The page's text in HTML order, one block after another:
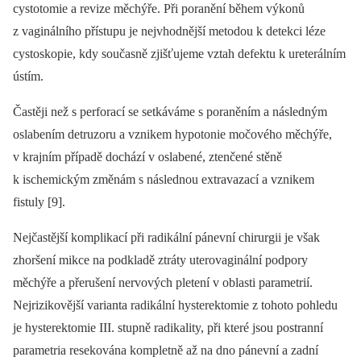
cystotomie a revize měchýře. Při poranění během výkonů
z vaginálního přístupu je nejvhodnější metodou k detekci léze
cystoskopie, kdy současně zjišťujeme vztah defektu k ureterálním
ústím.
Častěji než s perforací se setkáváme s poraněním a následným
oslabením detruzoru a vznikem hypotonie močového měchýře,
v krajním případě dochází v oslabené, ztenčené stěně
k ischemickým změnám s následnou extravazací a vznikem
fistuly [9].
Nejčastější komplikací při radikální pánevní chirurgii je však
zhoršení mikce na podkladě ztráty uterovaginální podpory
měchýře a přerušení nervových pletení v oblasti parametrií.
Nejrizikovější varianta radikální hysterektomie z tohoto pohledu
je hysterektomie III. stupně radikality, při které jsou postranní
parametria resekována kompletně až na dno pánevní a zadní